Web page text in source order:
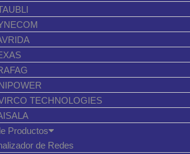
TECHNOLOGIES
Productos
de Redes